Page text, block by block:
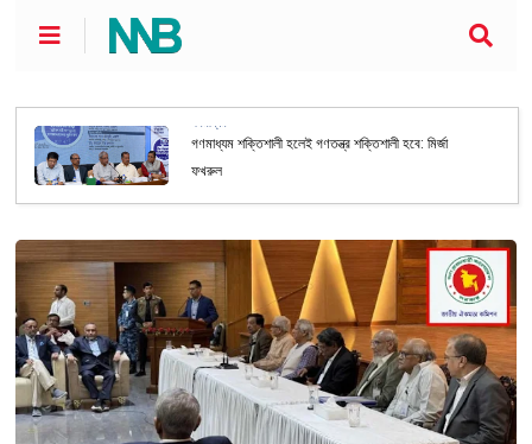
গণমাধ্যম শক্তিশালী হলেই গণতন্ত্র শক্তিশালী হবে: মির্জা
ফখরুল